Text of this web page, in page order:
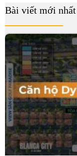
Bài viết mới nhất